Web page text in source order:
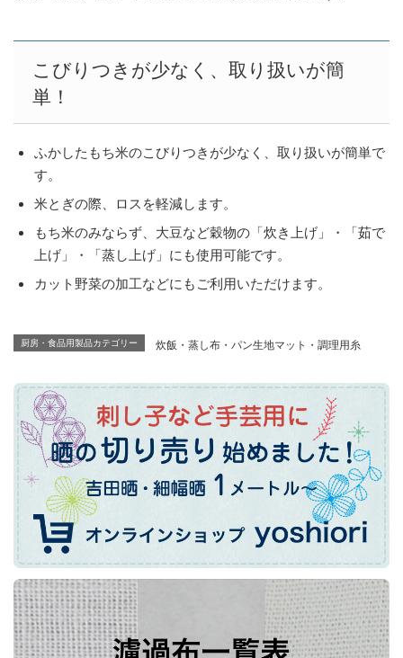
こびりつきが少なく、取り扱いが簡
単！
ふかしたもち米のこびりつきが少なく、取り扱いが簡単で
す。
米とぎの際、ロスを軽減します。
もち米のみならず、大豆など穀物の「炊き上げ」・「茹で
上げ」・「蒸し上げ」にも使用可能です。
カット野菜の加工などにもご利用いただけます。
厨房・食品用製品カテゴリー 炊飯・蒸し布・パン生地マット・調理用糸